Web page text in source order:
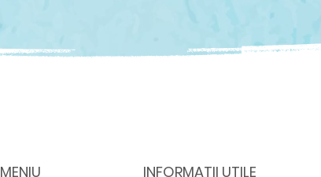
MENIU INFORMAȚII UTILE